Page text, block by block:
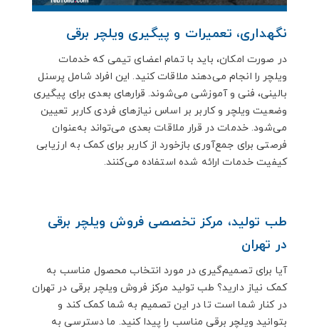
نگهداری، تعمیرات و پیگیری ویلچر برقی
در صورت امکان، باید با تمام اعضای تیمی که خدمات
ویلچر را انجام می‌دهند ملاقات کنید. این افراد شامل پرسنل
بالینی، فنی و آموزشی می‌شوند. قرارهای بعدی برای پیگیری
وضعیت ویلچر و کاربر بر اساس نیازهای فردی کاربر تعیین
می‌شود. خدمات در قرار ملاقات بعدی می‌تواند به‌عنوان
فرصتی برای جمع‌آوری بازخورد از کاربر برای کمک به ارزیابی
کیفیت خدمات ارائه‌ شده استفاده می‌کنند.
طب تولید، مرکز تخصصی فروش ویلچر برقی
در تهران
آیا برای تصمیم‌گیری در مورد انتخاب محصول مناسب به
کمک نیاز دارید؟ طب تولید مرکز فروش ویلچر برقی در تهران
در کنار شما است تا در این تصمیم به شما کمک کند و
بتوانید ویلچر برقی مناسب را پیدا کنید. ما دسترسی به